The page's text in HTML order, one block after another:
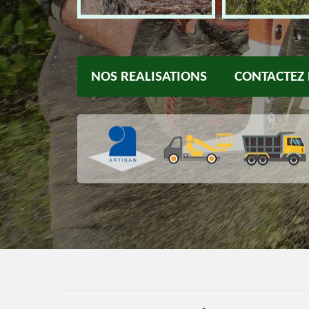
NOS REALISATIONS